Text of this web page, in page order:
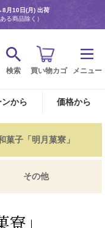
8月10日(月) 出荷
る商品除く）
検索 買い物カゴ メニュー
から 価格から
菓子「明月菓寮」
その他
」